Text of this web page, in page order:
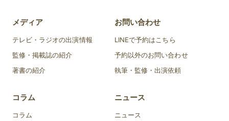
メディア
テレビ・ラジオの出演情報
監修・掲載誌の紹介
著書の紹介
コラム
コラム
お問い合わせ
LINEで予約はこちら
予約以外のお問い合わせ
執筆・監修・出演依頼
ニュース
ニュース